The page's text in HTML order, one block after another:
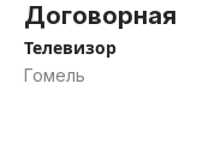
Договорная
Телевизор
Гомель